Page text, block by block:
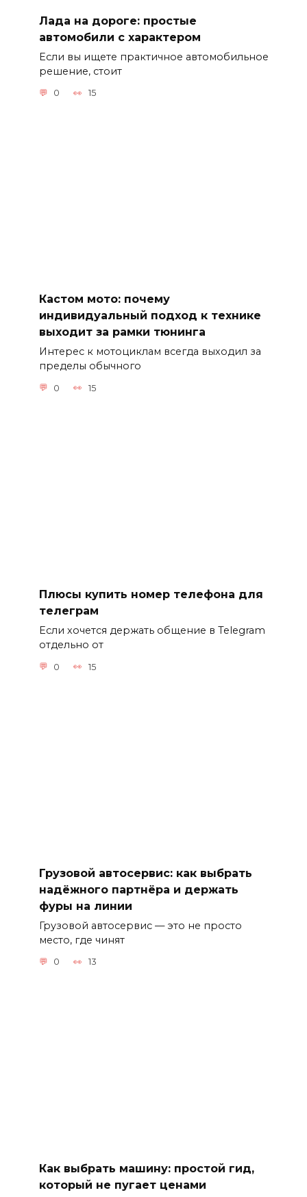
Лада на дороге: простые
автомобили с характером
Если вы ищете практичное автомобильное
решение, стоит
0 15
Кастом мото: почему
индивидуальный подход к технике
выходит за рамки тюнинга
Интерес к мотоциклам всегда выходил за
пределы обычного
0 15
Плюсы купить номер телефона для
телеграм
Если хочется держать общение в Telegram
отдельно от
0 15
Грузовой автосервис: как выбрать
надёжного партнёра и держать
фуры на линии
Грузовой автосервис — это не просто
место, где чинят
0 13
Как выбрать машину: простой гид,
который не пугает ценами